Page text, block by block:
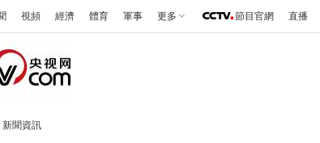
視頻 經濟 體育 軍事 更多 節目官網 直播
新聞資訊